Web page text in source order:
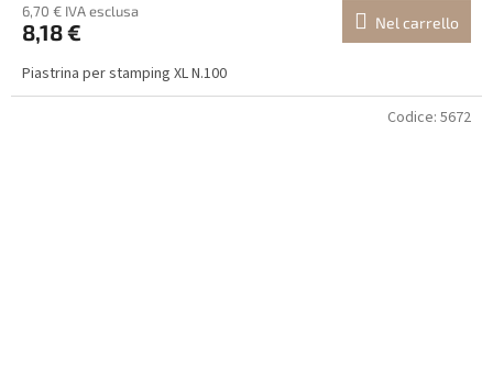
6,70 € IVA esclusa
8,18 € Nel carrello
Piastrina per stamping XL N.100
Codice: 5672